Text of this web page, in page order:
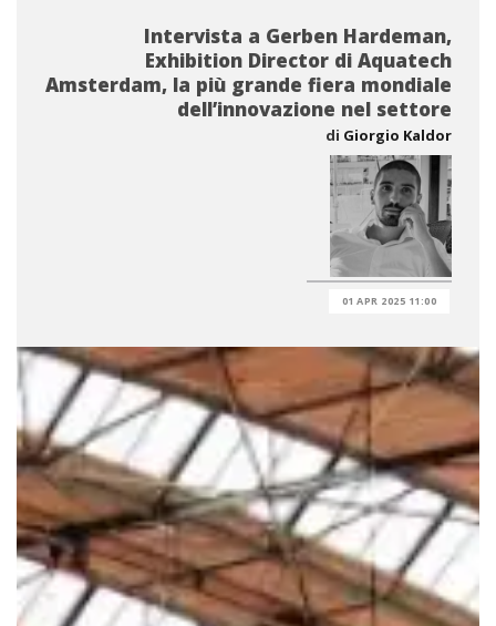
Intervista a Gerben Hardeman,
Exhibition Director di Aquatech
Amsterdam, la più grande fiera mondiale
dell’innovazione nel settore
di Giorgio Kaldor
01 APR 2025 11:00